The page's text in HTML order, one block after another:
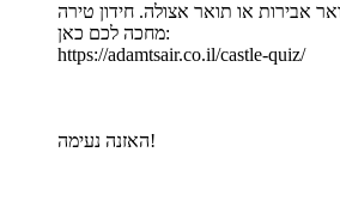
אבירות או תואר אצולה. חידון טירה
מחכה לכם כאן:
https://adamtsair.co.il/castle-quiz/
האזנה נעימה!